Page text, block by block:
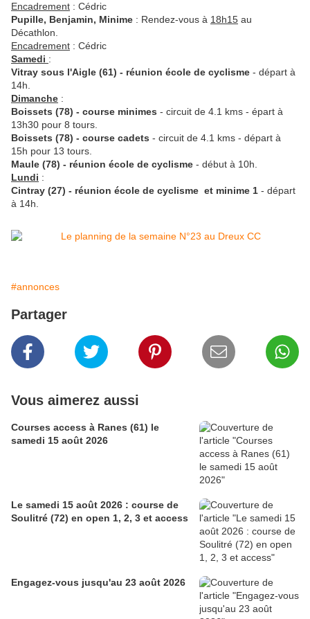
Encadrement : Cédric
Pupille, Benjamin, Minime : Rendez-vous à 18h15 au
Décathlon.
Encadrement : Cédric
Samedi :
Vitray sous l'Aigle (61) - réunion école de cyclisme - départ à
14h.
Dimanche :
Boissets (78) - course minimes - circuit de 4.1 kms - épart à
13h30 pour 8 tours.
Boissets (78) - course cadets - circuit de 4.1 kms - départ à
15h pour 13 tours.
Maule (78) - réunion école de cyclisme - début à 10h.
Lundi :
Cintray (27) - réunion école de cyclisme et minime 1 - départ
à 14h.
#annonces
Partager
Vous aimerez aussi
Courses access à Ranes (61) le
samedi 15 août 2026
Le samedi 15 août 2026 : course de
Soulitré (72) en open 1, 2, 3 et access
Engagez-vous jusqu'au 23 août 2026